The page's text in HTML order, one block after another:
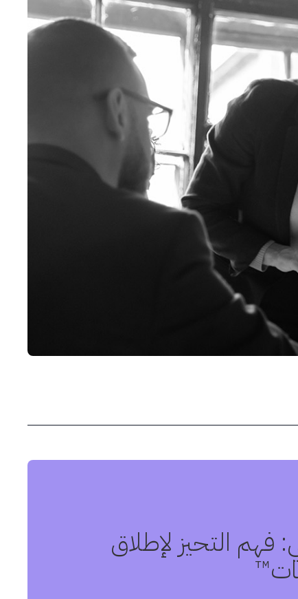
فهم التحيز لإطلاق